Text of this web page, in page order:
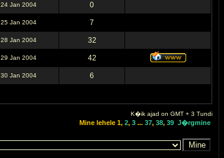
24 Jan 2004 0
25 Jan 2004 7
28 Jan 2004 32
29 Jan 2004 42
30 Jan 2004 6
K�ik ajad on GMT + 3 Tundi
Mine lehele 1, 2, 3 ... 37, 38, 39 J�rgmine